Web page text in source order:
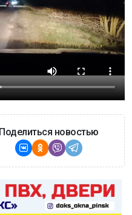
Поделиться новостью